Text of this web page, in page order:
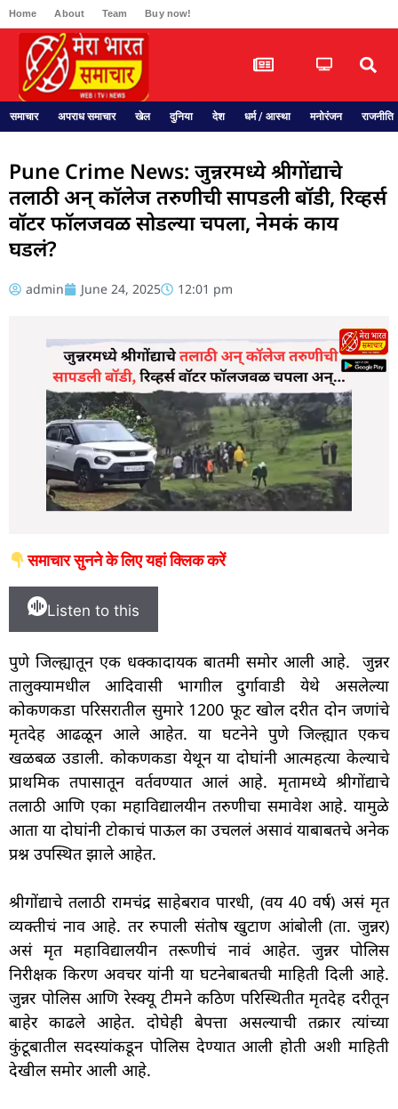
Home About Team Buy now!
समाचार अपराध समाचार खेल दुनिया देश धर्म / आस्था मनोरंजन राजनीति
Pune Crime News: जुन्नरमध्ये श्रीगोंद्याचे
तलाठी अन् कॉलेज तरुणीची सापडली बॉडी, रिव्हर्स
वॉटर फॉलजवळ सोडल्या चपला, नेमकं काय
घडलं?
admin June 24, 2025 12:01 pm
समाचार सुनने के लिए यहां क्लिक करें
Listen to this
पुणे जिल्ह्यातून एक धक्कादायक बातमी समोर आली आहे. जुन्नर
तालुक्यामधील आदिवासी भागाील दुर्गावाडी येथे असलेल्या
कोकणकडा परिसरातील सुमारे 1200 फूट खोल दरीत दोन जणांचे
मृतदेह आढळून आले आहेत. या घटनेने पुणे जिल्ह्यात एकच
खळबळ उडाली. कोकणकडा येथून या दोघांनी आत्महत्या केल्याचे
प्राथमिक तपासातून वर्तवण्यात आलं आहे. मृतामध्ये श्रीगोंद्याचे
तलाठी आणि एका महाविद्यालयीन तरुणीचा समावेश आहे. यामुळे
आता या दोघांनी टोकाचं पाऊल का उचललं असावं याबाबतचे अनेक
प्रश्न उपस्थित झाले आहेत.
श्रीगोंद्याचे तलाठी रामचंद्र साहेबराव पारधी, (वय 40 वर्ष) असं मृत
व्यक्तीचं नाव आहे. तर रुपाली संतोष खुटाण आंबोली (ता. जुन्नर)
असं मृत महाविद्यालयीन तरूणीचं नावं आहेत. जुन्नर पोलिस
निरीक्षक किरण अवचर यांनी या घटनेबाबतची माहिती दिली आहे.
जुन्नर पोलिस आणि रेस्क्यू टीमने कठिण परिस्थितीत मृतदेह दरीतून
बाहेर काढले आहेत. दोघेही बेपत्ता असल्याची तक्रार त्यांच्या
कुंटूबातील सदस्यांकडून पोलिस देण्यात आली होती अशी माहिती
देखील समोर आली आहे.